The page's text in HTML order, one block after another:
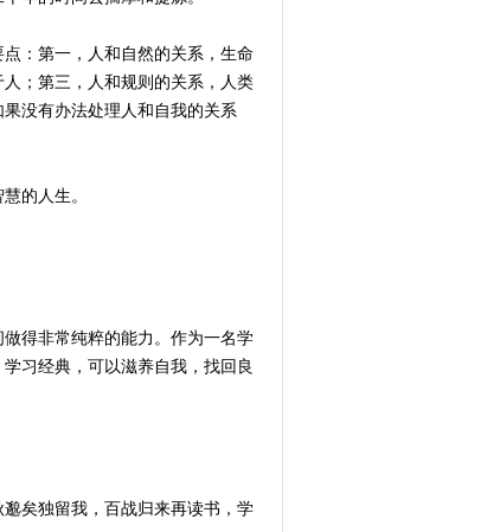
：第一，人和自然的关系，生命
；第三，人和规则的关系，人类
没有办法处理人和自我的关系
的人生。
得非常纯粹的能力。作为一名学
习经典，可以滋养自我，找回良
矣独留我，百战归来再读书，学